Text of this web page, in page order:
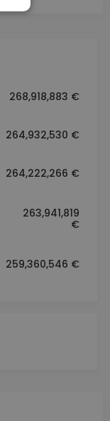
268,918,883 €
264,932,530 €
264,222,266 €
263,941,819
€
259,360,546 €